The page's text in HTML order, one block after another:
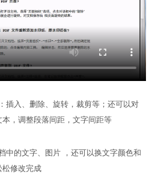
插入、删除、旋转，裁剪等；还可以对
，调整段落间距，文字间距等
中的文字、图片 ，还可以换文字颜色和
松修改完成